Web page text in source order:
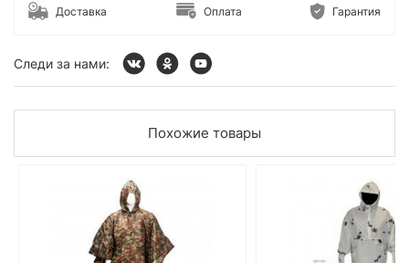
Доставка Оплата Гарантия
Следи за нами:
Похожие товары